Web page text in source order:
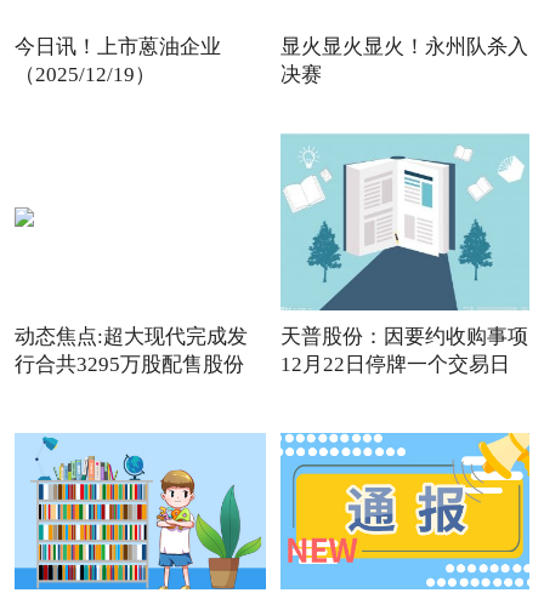
今日讯！上市蒽油企业
（2025/12/19）
显火显火显火！永州队杀入
决赛
动态焦点:超大现代完成发
行合共3295万股配售股份
天普股份：因要约收购事项
12月22日停牌一个交易日